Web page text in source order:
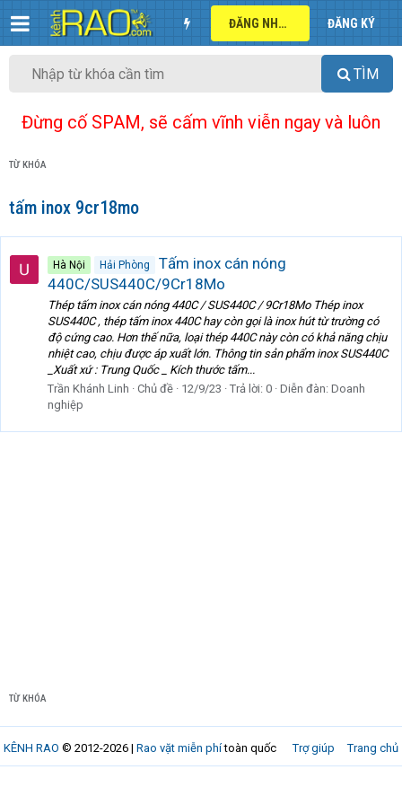
ĐĂNG NHẬP ĐĂNG KÝ
TÌM
Đừng cố SPAM, sẽ cấm vĩnh viễn ngay và luôn
TỪ KHÓA
tấm inox 9cr18mo
Hà Nội Hải Phòng
Tấm inox cán nóng
440C/SUS440C/9Cr18Mo
Thép tấm inox cán nóng 440C / SUS440C / 9Cr18Mo Thép inox
SUS440C , thép tấm inox 440C hay còn gọi là inox hút từ trường có
độ cứng cao. Hơn thế nữa, loại thép 440C này còn có khả năng chịu
nhiệt cao, chịu được áp xuất lớn. Thông tin sản phẩm inox SUS440C
_Xuất xứ : Trung Quốc _ Kích thước tấm...
Trần Khánh Linh
Chủ đề 12/9/23 Trả lời: 0 Diễn đàn: Doanh
nghiệp
TỪ KHÓA
Trợ giúp Trang chủ
KÊNH RAO © 2012-2026 | Rao vặt miễn phítoàn quốc